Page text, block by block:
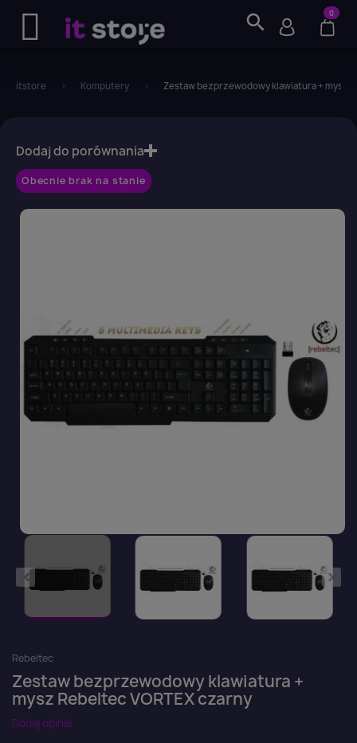
search 0
itstore Komputery Zestaw bezprzewodowy klawiatura + mysz
Obecnie brak na stanie
Rebeltec
Zestaw bezprzewodowy klawiatura +
mysz Rebeltec VORTEX czarny
Dodaj opinie
Dodaj do porównania